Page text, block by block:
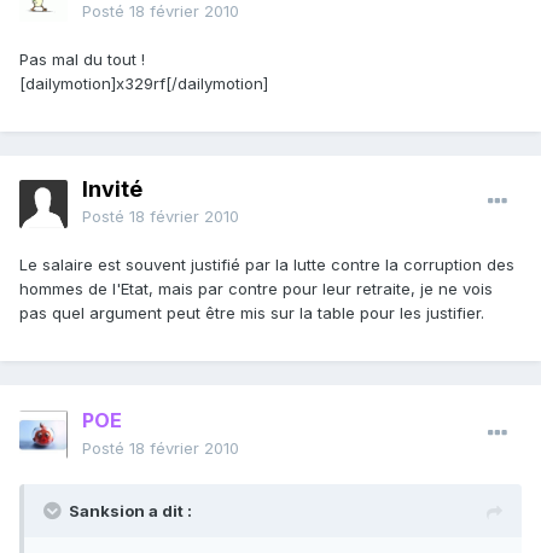
Posté 18 février 2010
Pas mal du tout !
[dailymotion]x329rf[/dailymotion]
Invité
Posté 18 février 2010
Le salaire est souvent justifié par la lutte contre la corruption des
hommes de l'Etat, mais par contre pour leur retraite, je ne vois
pas quel argument peut être mis sur la table pour les justifier.
POE
Posté 18 février 2010
Sanksion a dit :